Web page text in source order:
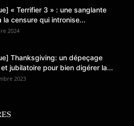
« Terrifier 3 » : une sanglante
la censure qui intronise...
2024
Thanksgiving: un dépeçage
jubilatoire pour bien digérer la...
2023